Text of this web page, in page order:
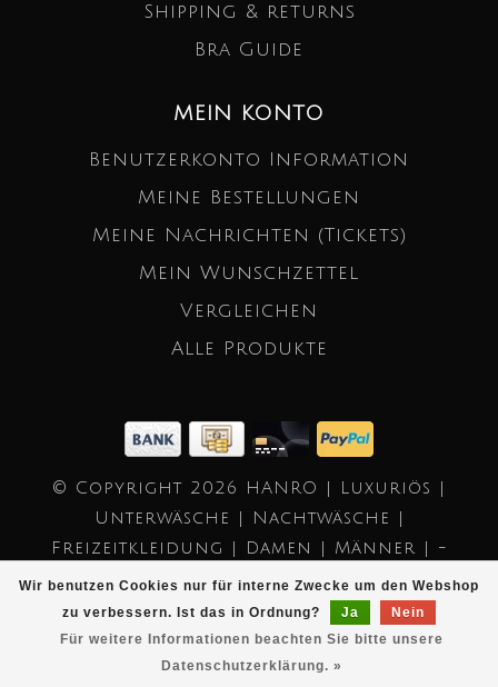
Wir benutzen Cookies nur für interne Zwecke um den Webshop
zu verbessern. Ist das in Ordnung?
Ja
Nein
Für weitere Informationen beachten Sie bitte unsere
Datenschutzerklärung. »
Shipping & returns
Bra Guide
MEIN KONTO
Benutzerkonto Information
Meine Bestellungen
Meine Nachrichten (Tickets)
Mein Wunschzettel
Vergleichen
Alle Produkte
© Copyright 2026 HANRO | Luxuriös |
Unterwäsche | Nachtwäsche |
Freizeitkleidung | Damen | Männer | -
Powered by
Lightspeed
- Theme by
Dyvelopment